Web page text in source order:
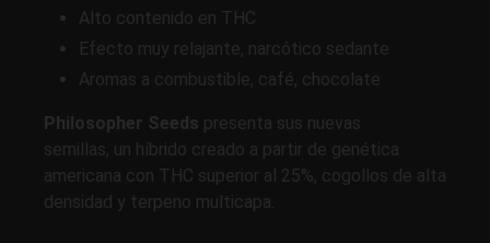
Alto contenido en THC
Efecto muy relajante, narcótico sedante
Aromas a combustible, café, chocolate
Philosopher Seeds presenta sus nuevas
semillas, un híbrido creado a partir de genética
americana con THC superior al 25%, cogollos de alta
densidad y terpeno multicapa.